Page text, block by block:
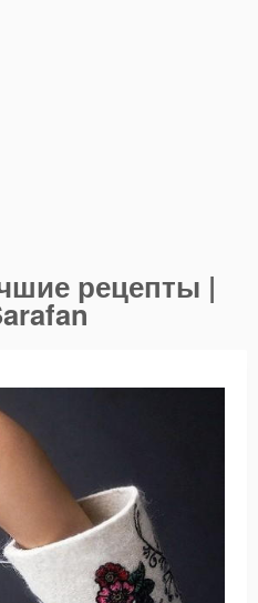
рецепты |